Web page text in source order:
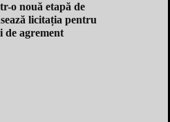
o nouă etapă de
licitația pentru
de agrement